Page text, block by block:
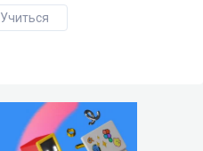
Учиться